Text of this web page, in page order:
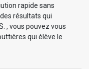
rapide sans
résultats qui
, vous pouvez vous
qui élève le